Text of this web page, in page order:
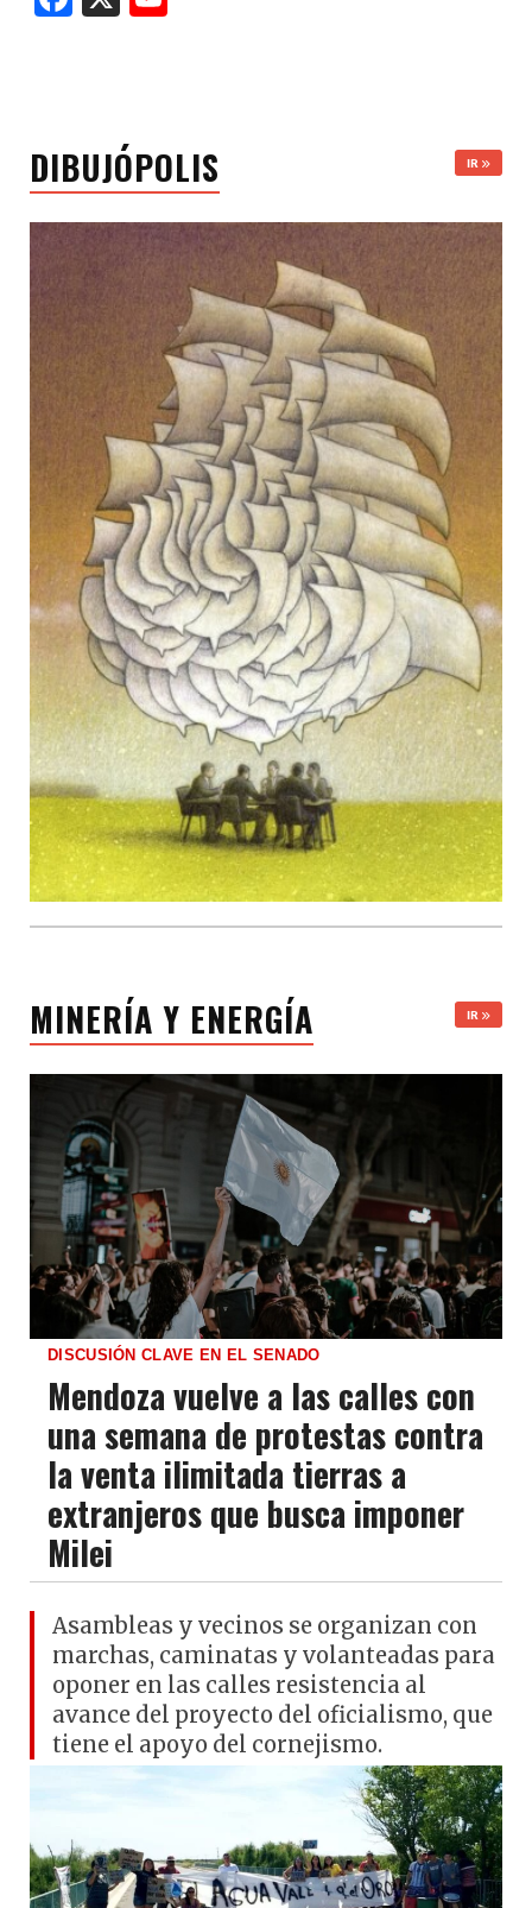
DIBUJÓPOLIS IR
MINERÍA Y ENERGÍA IR
DISCUSIÓN CLAVE EN EL SENADO
Mendoza vuelve a las calles con
una semana de protestas contra
la venta ilimitada tierras a
extranjeros que busca imponer
Milei
Asambleas y vecinos se organizan con
marchas, caminatas y volanteadas para
oponer en las calles resistencia al
avance del proyecto del oficialismo, que
tiene el apoyo del cornejismo.